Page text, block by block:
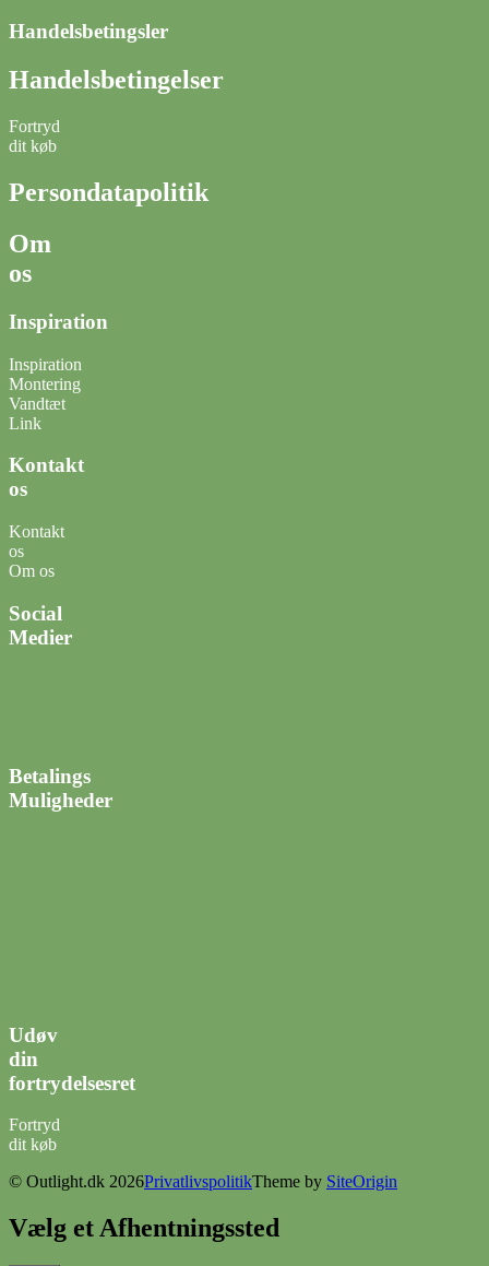
Handelsbetingsler
Handelsbetingelser
Fortryd
dit køb
Persondatapolitik
Om
os
Inspiration
Inspiration
Montering
Vandtæt
Link
Kontakt
os
Kontakt
os
Om os
Social
Medier
Betalings
Muligheder
Udøv
din
fortrydelsesret
Fortryd
dit køb
© Outlight.dk 2026PrivatlivspolitikTheme by SiteOrigin
Vælg et Afhentningssted